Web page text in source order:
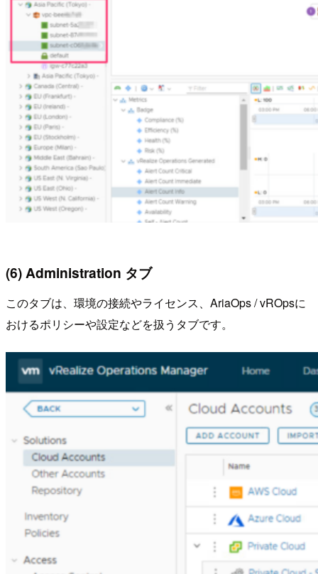
(6) Administration タブ
このタブは、環境の接続やライセンス、AriaOps / vROpsに
おけるポリシーや設定などを扱うタブです。